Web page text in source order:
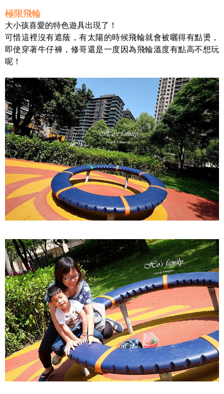
極限飛輪
大小孩喜愛的特色遊具出現了！
可惜這裡沒有遮蔭，有太陽的時候飛輪就會被曬得有點燙，
即使穿著牛仔褲，修哥還是一度因為飛輪溫度有點高不想玩
呢！